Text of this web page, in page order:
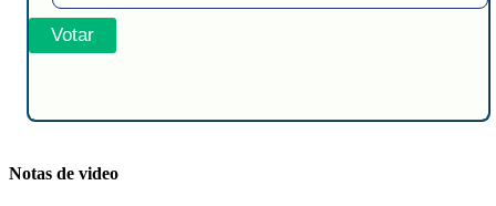
Notas de video